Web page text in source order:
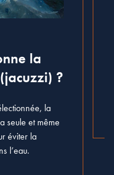
la
?
la
seule et même
éviter la
l’eau.